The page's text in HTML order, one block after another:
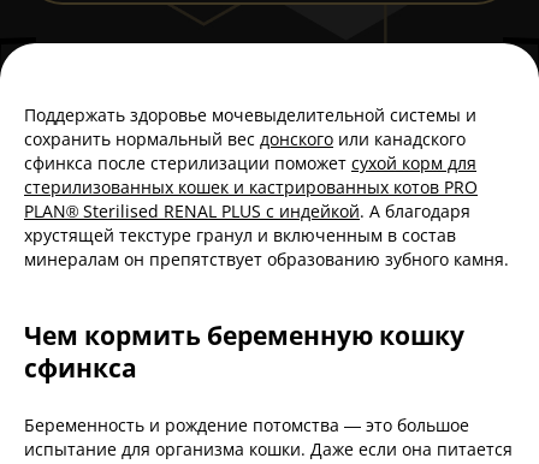
Поддержать здоровье мочевыделительной системы и
сохранить нормальный вес донского или канадского
сфинкса после стерилизации поможет сухой корм для
стерилизованных кошек и кастрированных котов PRO
PLAN® Sterilised RENAL PLUS с индейкой. А благодаря
хрустящей текстуре гранул и включенным в состав
минералам он препятствует образованию зубного камня.
Чем кормить беременную кошку
сфинкса
Беременность и рождение потомства — это большое
испытание для организма кошки. Даже если она питается